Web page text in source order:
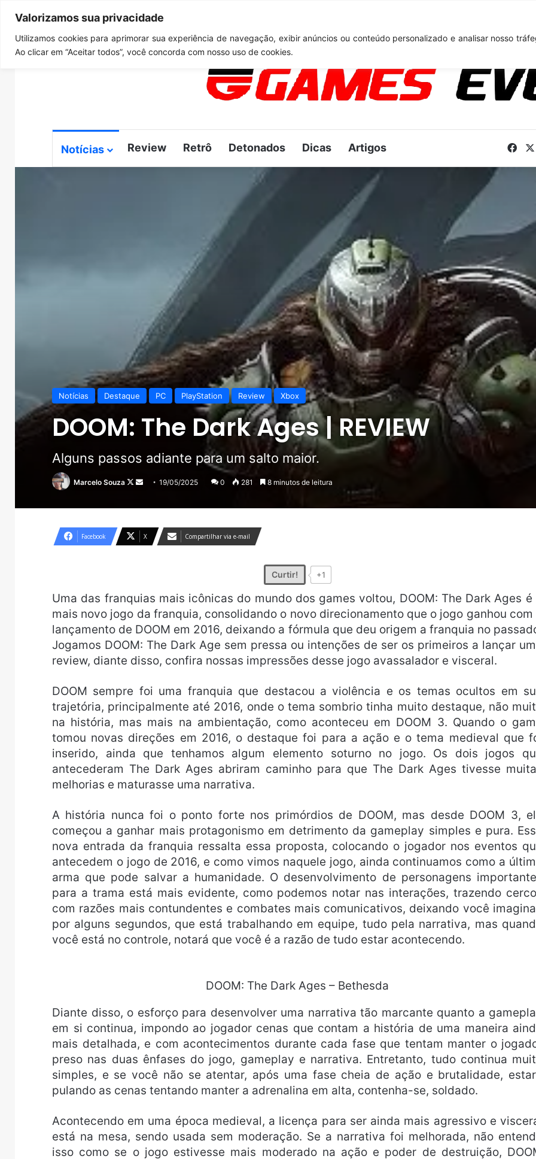
Valorizamos sua privacidade
Utilizamos cookies para aprimorar sua experiência de navegação, exibir anúncios ou conteúdo personalizado e analisar nosso
Ao clicar em “Aceitar todos”, você concorda com nosso uso de cookies.
quinta-feira, agosto 6 2026
Notícias Review Retrô Detonados Dicas Artigos
Notícias Destaque PC PlayStation Review Xbox
DOOM: The Dark Ages | REVIEW
Alguns passos adiante para um salto maior.
Marcelo Souza
Follow
X
Mande
e-
19/05/2025 0 281 8 minutos de leitura
Facebook X Compartilhar via e-mail
Curtir! +1
Uma das franquias mais icônicas do mundo dos games voltou, DOOM: The Dark Ages é
mais novo jogo da franquia, consolidando o novo direcionamento que o jogo ganhou com
lançamento de DOOM em 2016, deixando a fórmula que deu origem a franquia no
Jogamos DOOM: The Dark Age sem pressa ou intenções de ser os primeiros a lançar
review, diante disso, confira nossas impressões desse jogo avassalador e visceral.
DOOM sempre foi uma franquia que destacou a violência e os temas ocultos em
trajetória, principalmente até 2016, onde o tema sombrio tinha muito destaque, não
na história, mas mais na ambientação, como aconteceu em DOOM 3. Quando o
tomou novas direções em 2016, o destaque foi para a ação e o tema medieval que
inserido, ainda que tenhamos algum elemento soturno no jogo. Os dois jogos
antecederam The Dark Ages abriram caminho para que The Dark Ages tivesse
melhorias e maturasse uma narrativa.
A história nunca foi o ponto forte nos primórdios de DOOM, mas desde DOOM 3,
começou a ganhar mais protagonismo em detrimento da gameplay simples e pura.
nova entrada da franquia ressalta essa proposta, colocando o jogador nos eventos
antecedem o jogo de 2016, e como vimos naquele jogo, ainda continuamos como a
arma que pode salvar a humanidade. O desenvolvimento de personagens
para a trama está mais evidente, como podemos notar nas interações, trazendo
com razões mais contundentes e combates mais comunicativos, deixando você
por alguns segundos, que está trabalhando em equipe, tudo pela narrativa, mas
você está no controle, notará que você é a razão de tudo estar acontecendo.
DOOM: The Dark Ages – Bethesda
Diante disso, o esforço para desenvolver uma narrativa tão marcante quanto a
em si continua, impondo ao jogador cenas que contam a história de uma maneira
mais detalhada, e com acontecimentos durante cada fase que tentam manter o
preso nas duas ênfases do jogo, gameplay e narrativa. Entretanto, tudo continua
simples, e se você não se atentar, após uma fase cheia de ação e brutalidade,
pulando as cenas tentando manter a adrenalina em alta, contenha-se, soldado.
Acontecendo em uma época medieval, a licença para ser ainda mais agressivo e
está na mesa, sendo usada sem moderação. Se a narrativa foi melhorada, não
isso como se o jogo estivesse mais moderado na ação e poder de destruição,